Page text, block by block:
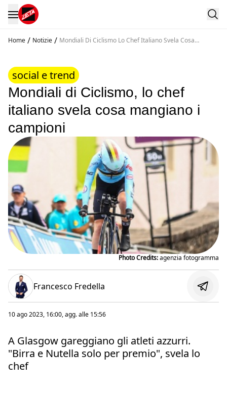
Home / Notizie / Mondiali Di Ciclismo Lo Chef Italiano Svela Cosa
social e trend
Mondiali di Ciclismo, lo chef
italiano svela cosa mangiano i
campioni
Photo Credits:agenzia fotogramma
Francesco Fredella
10 ago 2023, 16:00, agg. alle 15:56
A Glasgow gareggiano gli atleti azzurri.
"Birra e Nutella solo per premio", svela lo
chef